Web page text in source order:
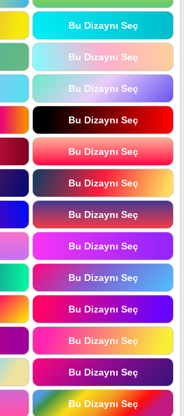
Bu Dizaynı Seç
Bu Dizaynı Seç
Bu Dizaynı Seç
Bu Dizaynı Seç
Bu Dizaynı Seç
Bu Dizaynı Seç
Bu Dizaynı Seç
Bu Dizaynı Seç
Bu Dizaynı Seç
Bu Dizaynı Seç
Bu Dizaynı Seç
Bu Dizaynı Seç
Bu Dizaynı Seç